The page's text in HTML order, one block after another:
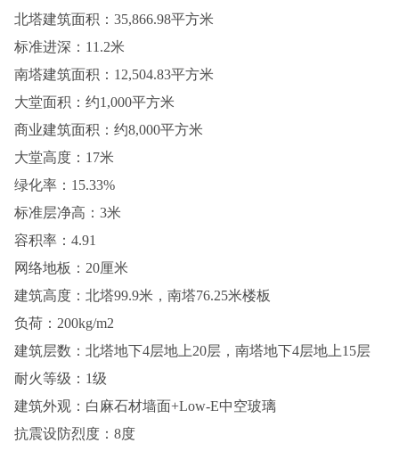
北塔建筑面积：35,866.98平方米
标准进深：11.2米
南塔建筑面积：12,504.83平方米
大堂面积：约1,000平方米
商业建筑面积：约8,000平方米
大堂高度：17米
绿化率：15.33%
标准层净高：3米
容积率：4.91
网络地板：20厘米
建筑高度：北塔99.9米，南塔76.25米楼板
负荷：200kg/m2
建筑层数：北塔地下4层地上20层，南塔地下4层地上15层
耐火等级：1级
建筑外观：白麻石材墙面+Low-E中空玻璃
抗震设防烈度：8度